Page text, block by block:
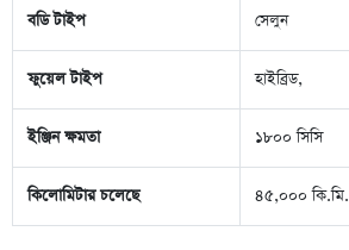
বডি টাইপ সেলুন
ফুয়েল টাইপ হাইব্রিড,
ইঞ্জিন ক্ষমতা ১৮০০ সিসি
কিলোমিটার চলেছে ৪৫,০০০ কি.মি.